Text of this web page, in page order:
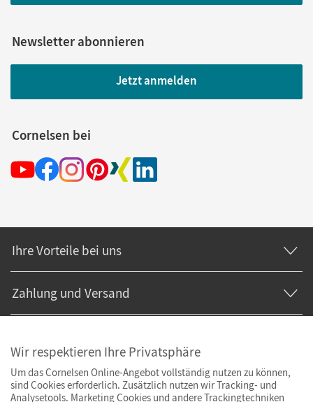
Newsletter abonnieren
Jetzt anmelden
Cornelsen bei
Ihre Vorteile bei uns
Zahlung und Versand
Wir respektieren Ihre Privatsphäre
Um das Cornelsen Online-Angebot vollständig nutzen zu können,
sind Cookies erforderlich. Zusätzlich nutzen wir Tracking- und
Analysetools. Marketing Cookies und andere Trackingtechniken